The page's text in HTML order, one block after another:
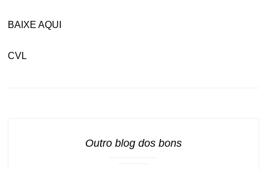
BAIXE AQUI
CVL
Outro blog dos bons